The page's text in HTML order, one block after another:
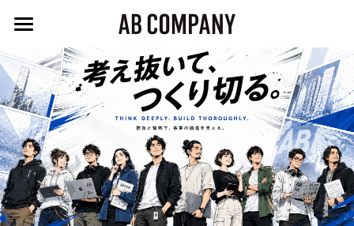
About AB
採用情報
お問い合わせ